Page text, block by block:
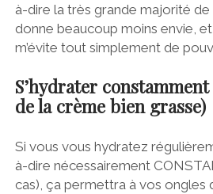
à-dire la très grande majorité de
donne beaucoup moins envie, et
m’évite tout simplement de
S’hydrater
de la crème bien grasse)
Si vous vous hydratez
à-dire nécessairement
cas), ça permettra à vos ongles